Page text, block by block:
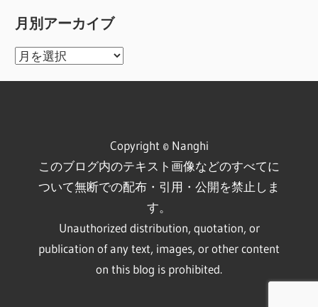
月別アーカイブ
月
Copyright © Nanghi
このブログ内のテキスト画像などのすべてに
ついて無断での配布・引用・公開を禁止しま
す。
Unauthorized distribution, quotation, or
publication of any text, images, or other content
on this blog is prohibited.